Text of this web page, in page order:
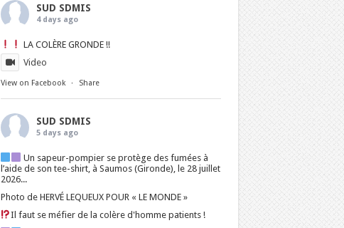
SUD SDMIS
4 days ago
LA COLÈRE GRONDE !!
Video
View on Facebook · Share
SUD SDMIS
5 days ago
Un sapeur-pompier se protège des fumées à
l’aide de son tee-shirt, à Saumos (Gironde), le 28 juillet
2026...
Photo de HERVÉ LEQUEUX POUR « LE MONDE »
Il faut se méfier de la colère d'homme patients !